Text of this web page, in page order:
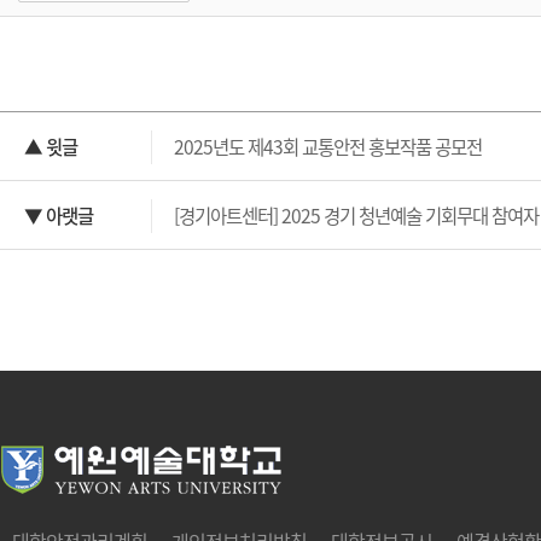
▲ 윗글 2025년도 제43회 교통안전 홍보작품 공모전
▼ 아랫글 [경기아트센터] 2025 경기 청년예술 기회무대 참여